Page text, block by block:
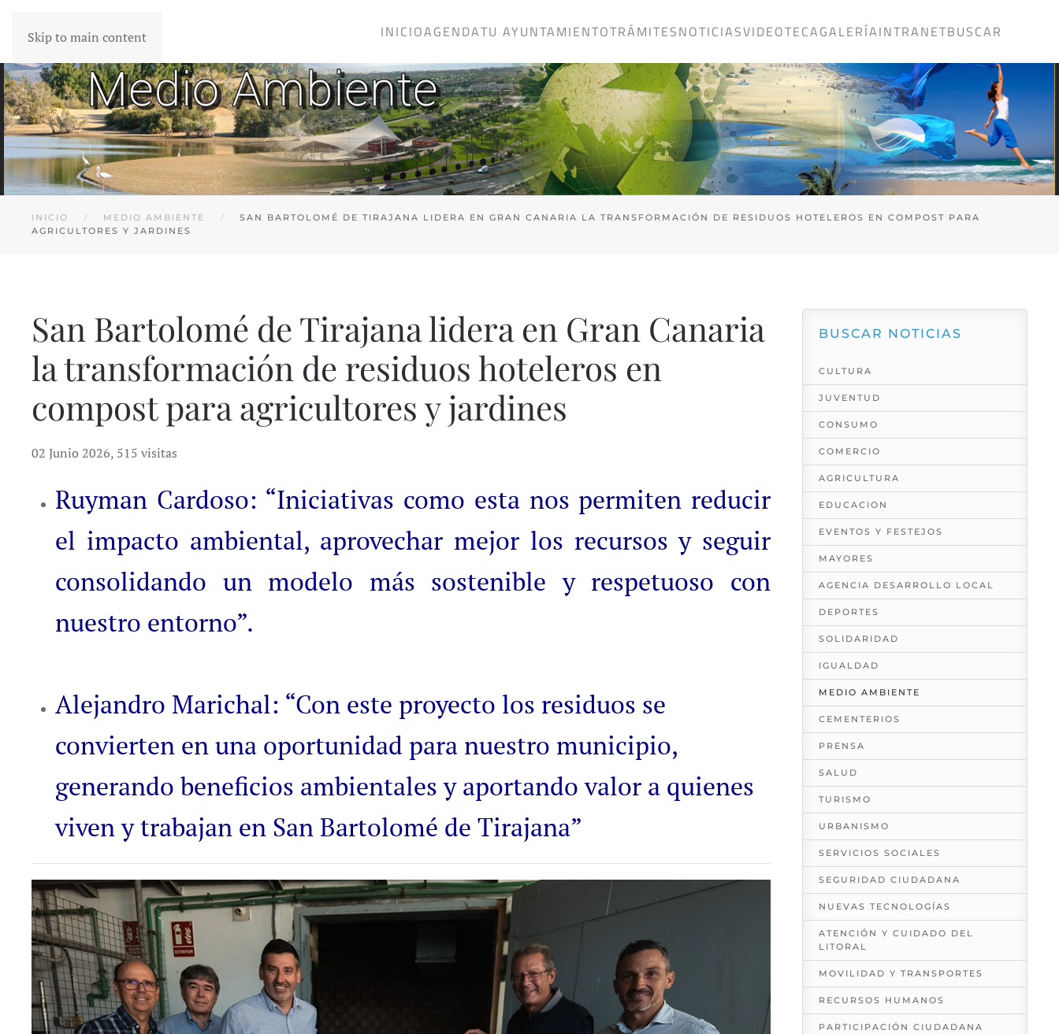
Skip to main content INICIOAGENDATU AYUNTAMIENTOTRÁMITESNOTICIASVIDEOTECAGALERÍAINTRANETBUSCAR
INICIO MEDIO AMBIENTE
SAN BARTOLOMÉ DE TIRAJANA LIDERA EN GRAN CANARIA LA TRANSFORMACIÓN DE RESIDUOS HOTELEROS EN COMPOST PARA
AGRICULTORES Y JARDINES
San Bartolomé de Tirajana lidera en Gran Canaria
la transformación de residuos hoteleros en
compost para agricultores y jardines
02 Junio 2026, 515 visitas
Ruyman Cardoso: “Iniciativas como esta nos permiten reducir
el impacto ambiental, aprovechar mejor los recursos y seguir
consolidando un modelo más sostenible y respetuoso con
nuestro entorno”.
Alejandro Marichal: “Con este proyecto los residuos se
convierten en una oportunidad para nuestro municipio,
generando beneficios ambientales y aportando valor a quienes
viven y trabajan en San Bartolomé de Tirajana”
BUSCAR NOTICIAS
CULTURA
JUVENTUD
CONSUMO
COMERCIO
AGRICULTURA
EDUCACION
EVENTOS Y FESTEJOS
MAYORES
AGENCIA DESARROLLO LOCAL
DEPORTES
SOLIDARIDAD
IGUALDAD
MEDIO AMBIENTE
CEMENTERIOS
PRENSA
SALUD
TURISMO
URBANISMO
SERVICIOS SOCIALES
SEGURIDAD CIUDADANA
NUEVAS TECNOLOGÍAS
ATENCIÓN Y CUIDADO DEL
LITORAL
MOVILIDAD Y TRANSPORTES
RECURSOS HUMANOS
PARTICIPACIÓN CIUDADANA